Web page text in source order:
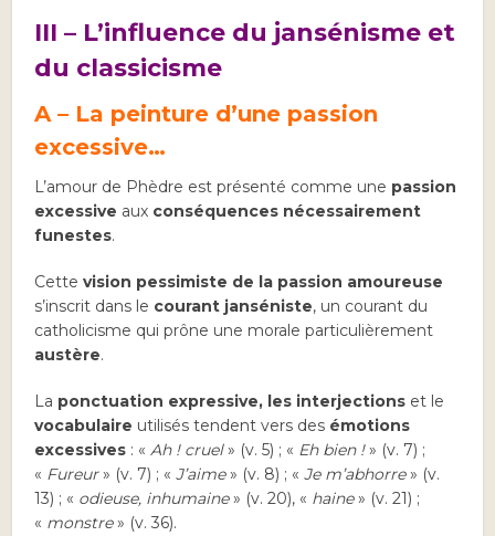
III – L’influence du jansénisme et
du classicisme
A – La peinture d’une passion
excessive…
L’amour de Phèdre est présenté comme une passion
excessive aux conséquences nécessairement
funestes.
Cettevision pessimiste de la passion amoureuse
s’inscrit dans le courant janséniste, un courant du
catholicisme qui prône une morale particulièrement
austère.
La ponctuation expressive, les interjections et le
vocabulaire utilisés tendent vers des émotions
excessives : «Ah ! cruel» (v. 5) ; « Eh bien !» (v. 7) ;
« Fureur» (v. 7) ; «J’aime» (v. 8) ; «Je m’abhorre» (v.
13) ; « odieuse, inhumaine» (v. 20), « haine» (v. 21) ;
« monstre» (v. 36).